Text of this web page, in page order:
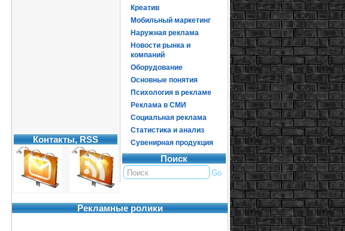
Креатив
Мобильный маркетинг
Наружная реклама
Новости рынка и
компаний
Оборудование
Основные понятия
Психология в рекламе
Реклама в СМИ
Социальная реклама
Статистика и анализ
Сувенирная продукция
Поиск
Контакты, RSS
Рекламные ролики